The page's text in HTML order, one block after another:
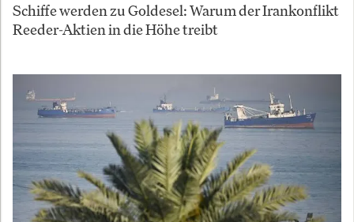
Schiffe werden zu Goldesel: Warum der Irankonflikt
Reeder-Aktien in die Höhe treibt